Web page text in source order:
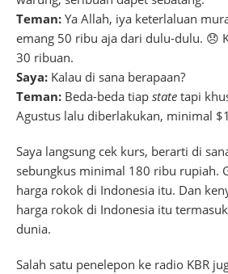
Teman: Ya Allah, iya keterlaluan
emang 50 ribu aja dari dulu-dulu. 😞
30 ribuan.
Saya: Kalau di sana berapaan?
Teman: Beda-beda tiap state tapi
Agustus lalu diberlakukan, minimal
Saya langsung cek kurs, berarti di
sebungkus minimal 180 ribu rupiah.
harga rokok di Indonesia itu. Dan
harga rokok di Indonesia itu
dunia.
Salah satu penelepon ke radio KBR